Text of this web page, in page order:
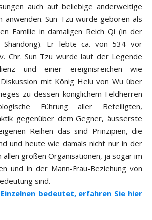
auch auf beliebige anderweitige
anwenden. Sun Tzu wurde geboren als
Familie in damaligen Reich Qi (in der
Shandong). Er lebte ca. von 534 vor
Chr. Sun Tzu wurde laut der Legende
und einer ereignisreichen wie
mit König Helu von Wu über
zu dessen königlichem Feldherren
Führung aller Beteiligten,
gegenüber dem Gegner, äusserste
Reihen das sind Prinzipien, die
und heute wie damals nicht nur in der
allen großen Organisationen, ja sogar im
und in der Mann-Frau-Beziehung von
sind.
bedeutet, erfahren Sie hier